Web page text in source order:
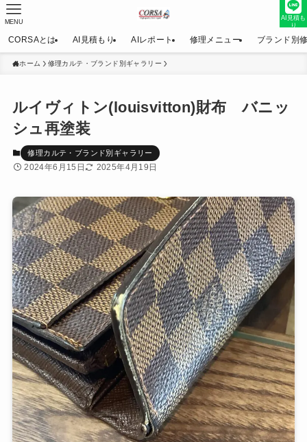
AI見積も
り
MENU
CORSAとは AI見積もり AIレポート 修理メニュー ブランド別
ホーム 修理カルテ・ブランド別ギャラリー
ルイヴィトン(louisvitton)財布 バニッ
シュ再塗装
修理カルテ・ブランド別ギャラリー
2024年6月15日 2025年4月19日